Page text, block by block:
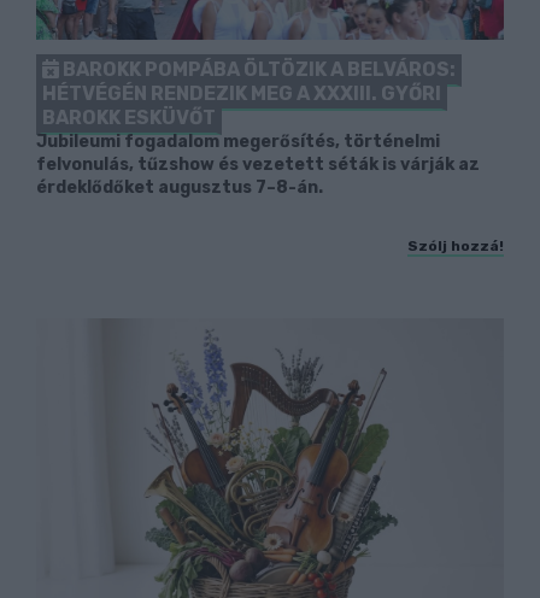
BAROKK POMPÁBA ÖLTÖZIK A BELVÁROS:
HÉTVÉGÉN RENDEZIK MEG A XXXIII. GYŐRI
BAROKK ESKÜVŐT
Jubileumi fogadalom megerősítés, történelmi
felvonulás, tűzshow és vezetett séták is várják az
érdeklődőket augusztus 7–8-án.
Szólj hozzá!